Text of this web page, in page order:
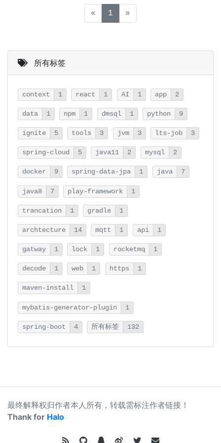
« 1 (current)
»
所有标签
context 1 react 1 AI 1 app 2
data 1 npm 1 dmsql 1 python 9
ignite 5 tools 3 jvm 3 lts-job 3
spring-cloud 5 java11 2 mysql 2
docker 9 spring-data-jpa 1 java 7
java8 7 play-framework 1
trancation 1 gradle 1
archtecture 14 mqtt 1 api 1
gatway 1 lock 1 rocketmq 1
decode 1 web 1 https 1
maven-install 1
mybatis-generator-plugin 1
spring-boot 4 所有标签 132
最终解释权归作者本人所有，转载需标注作者链接！
Thank for Halo